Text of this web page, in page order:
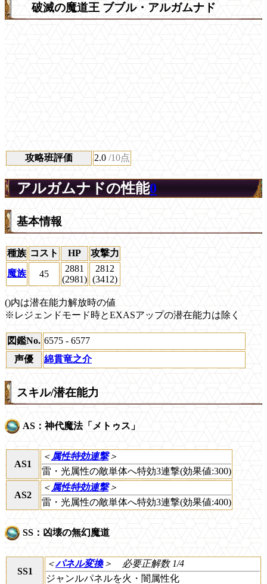
破滅の魔道王 ブブル・アルガムナド
攻略班評価 2.0 /10点
アルガムナドの性能0
基本情報
種族 コスト HP
攻撃力
魔族
45
2881
(2981)
2812
(3412)
()内は潜在能力解放時の値
※レジェンドモード時とEXASアップの潜在能力は除く
図鑑No. 6575 - 6577
声優
綿貫竜之介
スキル/潜在能力
AS：神代魔法「メトゥス」
AS1
＜ 属性特効連撃＞
雷・光属性の敵単体へ特効3連撃(効果値:300)
AS2
＜ 属性特効連撃＞
雷・光属性の敵単体へ特効3連撃(効果値:400)
SS：凶壊の無幻魔道
SS1
＜パネル変換＞
必要正解数 1/4
ジャンルパネルを火・闇属性化